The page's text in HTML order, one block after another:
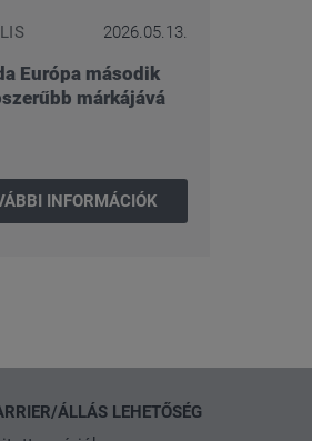
2026.05.13.
Európa második
márkájává
INFORMÁCIÓK
ÁLLÁS LEHETŐSÉG